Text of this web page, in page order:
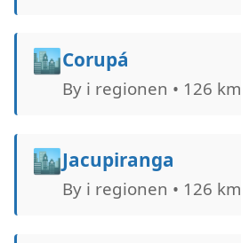
🏙️Corupá
By i regionen • 126 km
🏙️Jacupiranga
By i regionen • 126 km